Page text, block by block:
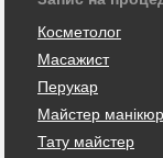
Косметолог
Масажист
Перукар
Майстер
Тату майстер